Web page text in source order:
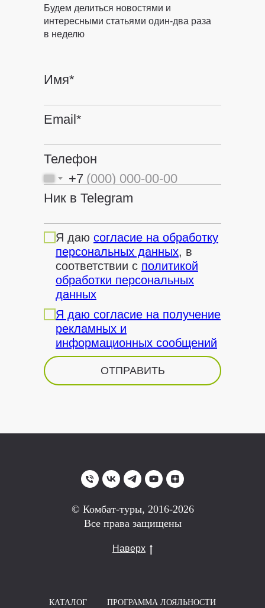
Имя*
Email*
Телефон
+7
Ник в Telegram
Я даю согласие на обработку
персональных данных, в
соответствии с политикой
обработки персональных
данных
Я даю согласие на получение
рекламных и
информационных сообщений
ОТПРАВИТЬ
Будем делиться новостями и
интересными статьями один-два раза
в неделю
© Комбат-туры, 2016-2026
Все права защищены
Наверх
КАТАЛОГ ПРОГРАММА ЛОЯЛЬНОСТИ